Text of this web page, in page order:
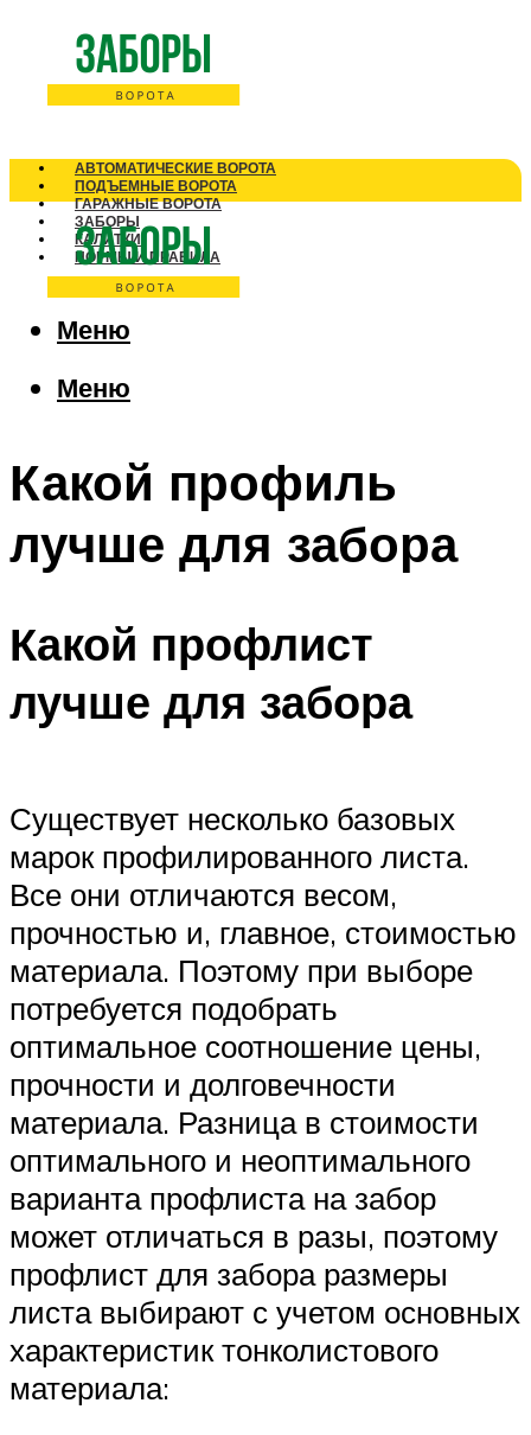
АВТОМАТИЧЕСКИЕ ВОРОТА
ПОДЪЕМНЫЕ ВОРОТА
ГАРАЖНЫЕ ВОРОТА
ЗАБОРЫ
КАЛИТКИ
НОРМЫ И ПРАВИЛА
Меню
Меню
Какой профиль
лучше для забора
Какой профлист
лучше для забора
Существует несколько базовых
марок профилированного листа.
Все они отличаются весом,
прочностью и, главное, стоимостью
материала. Поэтому при выборе
потребуется подобрать
оптимальное соотношение цены,
прочности и долговечности
материала. Разница в стоимости
оптимального и неоптимального
варианта профлиста на забор
может отличаться в разы, поэтому
профлист для забора размеры
листа выбирают с учетом основных
характеристик тонколистового
материала: